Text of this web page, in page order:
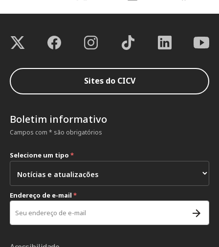
Sites do CICV
Boletim informativo
Campos com * são obrigatórios
Selecione um tipo *
Endereço de e-mail *